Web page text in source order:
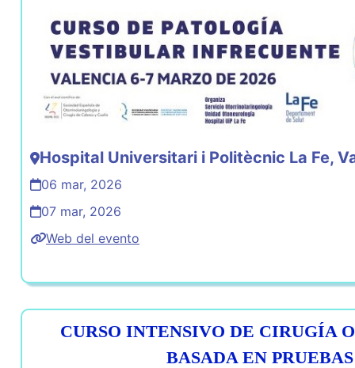
Hospital Universitari i Politècnic La Fe,
06 mar, 2026
07 mar, 2026
Web del evento
CURSO INTENSIVO DE CIRUGÍA
BASADA EN PRUEBAS